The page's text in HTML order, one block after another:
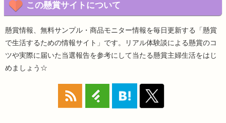
この懸賞サイトについて
懸賞情報、無料サンプル・商品モニター情報を毎日更新する「懸賞
で生活するための情報サイト」です。リアル体験談による懸賞のコ
ツや実際に届いた当選報告を参考にして当たる懸賞主婦生活をはじ
めましょう☆